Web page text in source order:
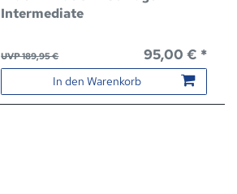
Intermediate
UVP 189,95 € 95,00 € *
In den Warenkorb